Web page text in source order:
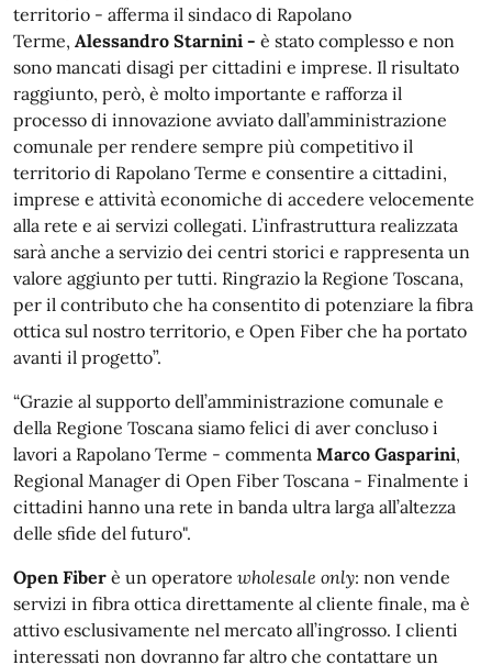
territorio - afferma il sindaco di Rapolano
Terme, Alessandro Starnini - è stato complesso e non
sono mancati disagi per cittadini e imprese. Il risultato
raggiunto, però, è molto importante e rafforza il
processo di innovazione avviato dall’amministrazione
comunale per rendere sempre più competitivo il
territorio di Rapolano Terme e consentire a cittadini,
imprese e attività economiche di accedere velocemente
alla rete e ai servizi collegati. L’infrastruttura realizzata
sarà anche a servizio dei centri storici e rappresenta un
valore aggiunto per tutti. Ringrazio la Regione Toscana,
per il contributo che ha consentito di potenziare la fibra
ottica sul nostro territorio, e Open Fiber che ha portato
avanti il progetto”.
“Grazie al supporto dell’amministrazione comunale e
della Regione Toscana siamo felici di aver concluso i
lavori a Rapolano Terme - commenta Marco Gasparini,
Regional Manager di Open Fiber Toscana - Finalmente i
cittadini hanno una rete in banda ultra larga all’altezza
delle sfide del futuro".
Open Fiber è un operatore wholesale only: non vende
servizi in fibra ottica direttamente al cliente finale, ma è
attivo esclusivamente nel mercato all’ingrosso. I clienti
interessati non dovranno far altro che contattare un